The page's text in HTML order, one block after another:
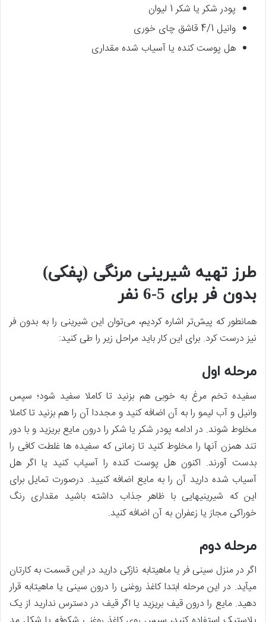
پودر شکر یا شکر 1 لیوان
وانیل 4/1 قاشق چای خوری
هل پوست کنده یا آسیاب شده مقداری
طرز تهیه شیرینی مرنگی (پفکی)
بدون فر برای 5-6 نفر
همانطور که پیش‌تر اشاره کردیم، می‌توان این شیرینی را به بدون فر
نیز درست کرد. برای این کار باید مراحل زیر را طی کنید:
مرحله اول
سفیده تخم مرغ به خوبی هم بزنید تا کاملا سفید شود؛ سپس
وانیل و آب لیمو را به آن اضافه کنید و مجددا آن را هم بزنید تا کاملا
مخلوط شوند. در ادامه پودر شکر یا شکر را درون مایع بریزید و با دور
تند همزن آن­ها را مخلوط کنید تا زمانی که سفیده ­ها غلطت کافی را
بدست آورند. اکنون هل پوست کنده را آسیاب کنید یا اگر هل
آسیاب شده دارید آن را به مایع اضافه کنیید. درصورت تمایل برای
این ­که شیرینی­هایی با ظاهر جذاب داشته باشید مقداری رنگ
خوراکی مجاز یا زعفران به آن اضافه کنید.
مرحله دوم
اگر در منزل سینی فر یا ماهیتابه نازکی دارید در این قسمت به کارتان
می­آید. در این مرحله ابتدا کاغذ روغنی را درون سینی یا ماهیتابه قرار
دهید. مایع را درون قیف بریزید یا اگر قیف در دسترس ندارید از یک